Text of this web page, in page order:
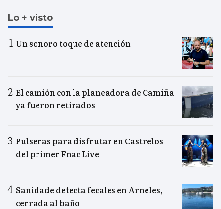
Lo + visto
Un sonoro toque de atención
El camión con la planeadora de Camiña
ya fueron retirados
Pulseras para disfrutar en Castrelos
del primer Fnac Live
Sanidade detecta fecales en Arneles,
cerrada al baño